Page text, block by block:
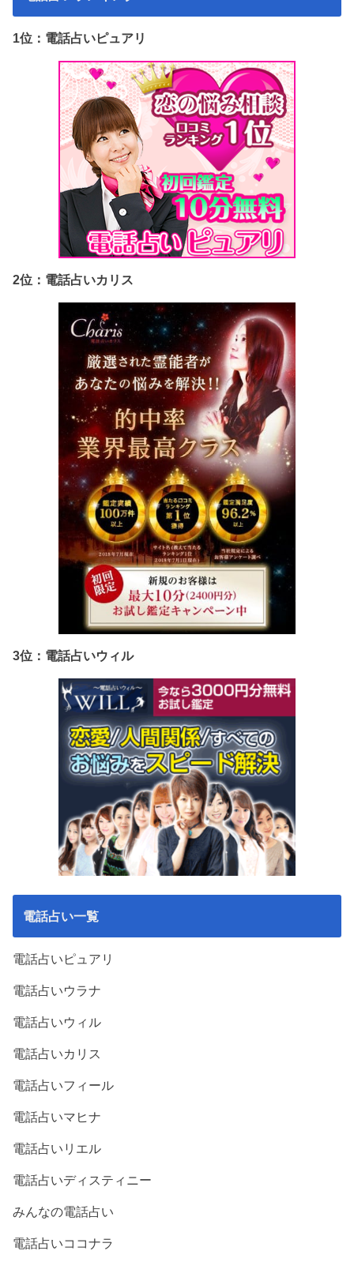
1位：電話占いピュアリ
2位：電話占いカリス
3位：電話占いウィル
電話占い一覧
電話占いピュアリ
電話占いウラナ
電話占いウィル
電話占いカリス
電話占いフィール
電話占いマヒナ
電話占いリエル
電話占いディスティニー
みんなの電話占い
電話占いココナラ